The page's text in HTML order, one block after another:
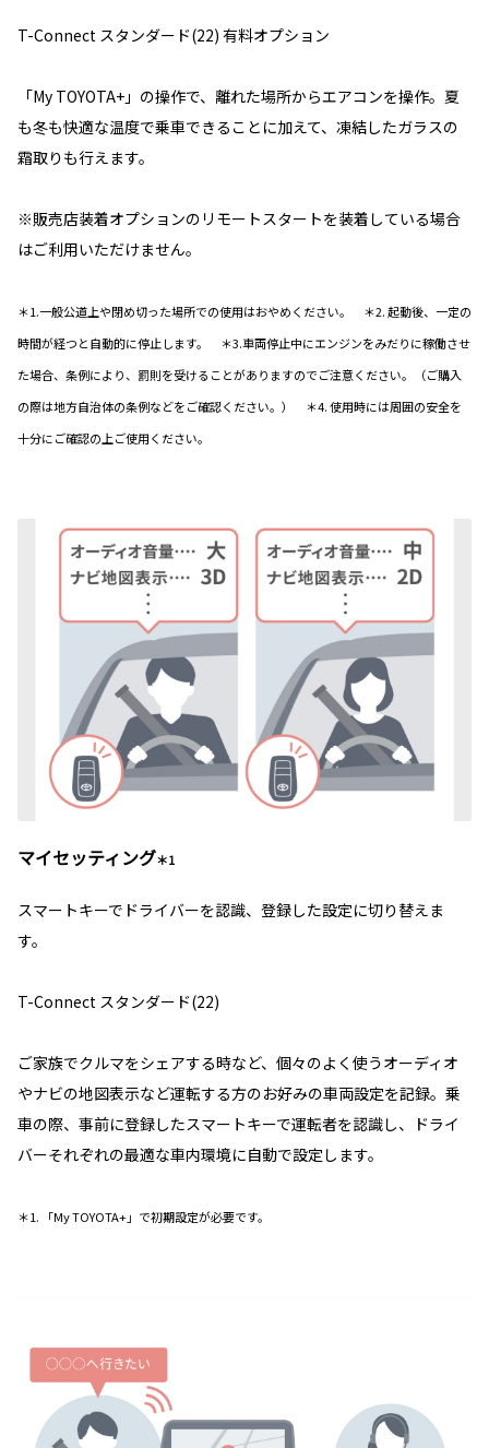
T-Connect スタンダード(22) 有料オプション
「My TOYOTA+」の操作で、離れた場所からエアコンを操作。夏
も冬も快適な温度で乗車できることに加えて、凍結したガラスの
霜取りも行えます。
※販売店装着オプションのリモートスタートを装着している場合
はご利用いただけません。
＊1.一般公道上や閉め切った場所での使用はおやめください。 ＊2. 起動後、一定の
時間が経つと自動的に停止します。 ＊3.車両停止中にエンジンをみだりに稼働させ
た場合、条例により、罰則を受けることがありますのでご注意ください。（ご購入
の際は地方自治体の条例などをご確認ください。） ＊4. 使用時には周囲の安全を
十分にご確認の上ご使用ください。
マイセッティング＊1
スマートキーでドライバーを認識、登録した設定に切り替えま
す。
T-Connect スタンダード(22)
ご家族でクルマをシェアする時など、個々のよく使うオーディオ
やナビの地図表示など運転する方のお好みの車両設定を記録。乗
車の際、事前に登録したスマートキーで運転者を認識し、ドライ
バーそれぞれの最適な車内環境に自動で設定します。
＊1. 「My TOYOTA+」で初期設定が必要です。